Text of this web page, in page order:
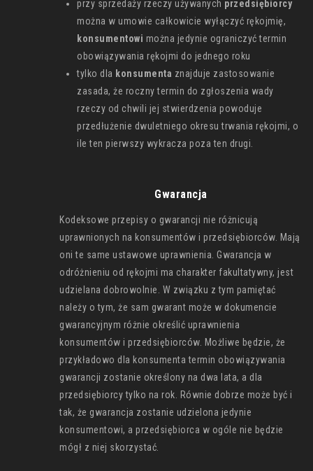
przy sprzedaży rzeczy używanych przedsiębiorcy
można w umowie całkowicie wyłączyć rękojmię,
konsumentowi można jedynie ograniczyć termin
obowiązywania rękojmi do jednego roku
tylko dla konsumenta znajduje zastosowanie
zasada, że roczny termin do zgłoszenia wady
rzeczy od chwili jej stwierdzenia powoduje
przedłużenie dwuletniego okresu trwania rękojmi, o
ile ten pierwszy wykracza poza ten drugi.
Gwarancja
Kodeksowe przepisy o gwarancji nie różnicują
uprawnionych na konsumentów i przedsiębiorców. Mają
oni te same ustawowe uprawnienia. Gwarancja w
odróżnieniu od rękojmi ma charakter fakultatywny, jest
udzielana dobrowolnie. W związku z tym pamiętać
należy o tym, że sam gwarant może w dokumencie
gwarancyjnym różnie określić uprawnienia
konsumentów i przedsiębiorców. Możliwe będzie, że
przykładowo dla konsumenta termin obowiązywania
gwarancji zostanie określony na dwa lata, a dla
przedsiębiorcy tylko na rok. Równie dobrze może być i
tak, że gwarancja zostanie udzielona jedynie
konsumentowi, a przedsiębiorca w ogóle nie będzie
mógł z niej skorzystać.